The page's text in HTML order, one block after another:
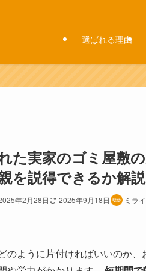
選ばれる理由
た実家のゴミ屋敷
を説得できるか解説
年2月28日 2025年9月18日 ミラ
のように片付ければいいのか